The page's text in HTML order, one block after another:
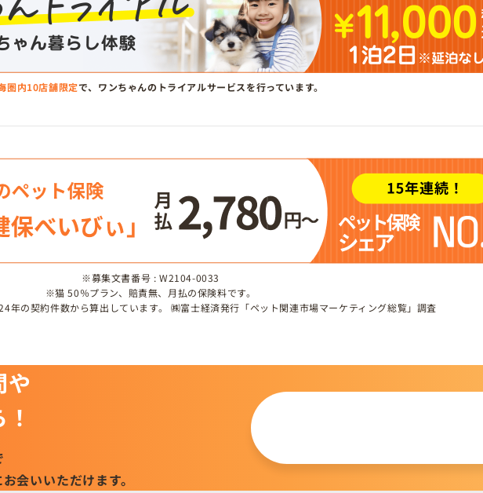
圏内10店舗限定で、ワンちゃんのトライアルサービスを行っています。
※募集文書番号 : W2104-0033
※猫 50％プラン、賠責無、月払の保険料です。
の契約件数から算出しています。 ㈱富士経済発行「ペット関連市場マーケティング総覧」調査
や
会いいただけます。